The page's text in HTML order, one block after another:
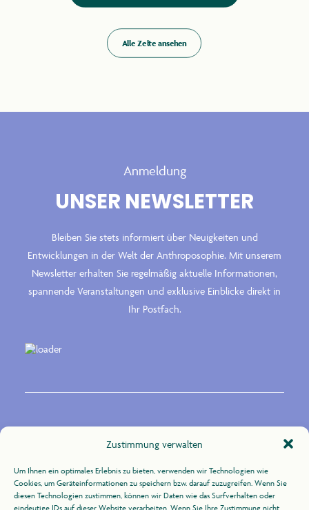
Zustimmung verwalten
Um Ihnen ein optimales Erlebnis zu bieten, verwenden wir Technologien wie
Cookies, um Geräteinformationen zu speichern bzw. darauf zuzugreifen. Wenn Sie
diesen Technologien zustimmen, können wir Daten wie das Surfverhalten oder
eindeutige IDs auf dieser Website verarbeiten. Wenn Sie Ihre Zustimmung nicht
Alle Zelte ansehen
Anmeldung
UNSER NEWSLETTER
Bleiben Sie stets informiert über Neuigkeiten und
Entwicklungen in der Welt der Anthroposophie. Mit unserem
Newsletter erhalten Sie regelmäßig aktuelle Informationen,
spannende Veranstaltungen und exklusive Einblicke direkt in
Ihr Postfach.
Zur Uhlandshöhe 10
70188 Stuttgart